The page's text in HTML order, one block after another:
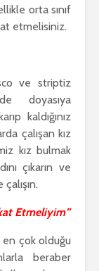
orta sınıf
etmelisiniz.
ve striptiz
doyasıya
kaldığınız
çalışan kız
kız bulmak
çıkarın ve
Etmeliyim”
en çok olduğu
beraber